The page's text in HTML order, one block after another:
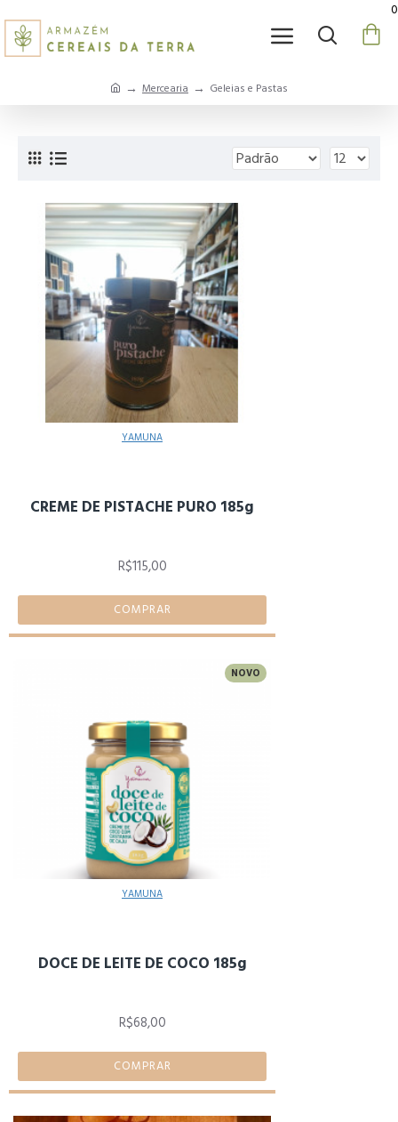
0
Mercearia Geleias e Pastas
YAMUNA
CREME DE PISTACHE PURO 185g
R$115,00
COMPRAR
NOVO
YAMUNA
DOCE DE LEITE DE COCO 185g
R$68,00
COMPRAR